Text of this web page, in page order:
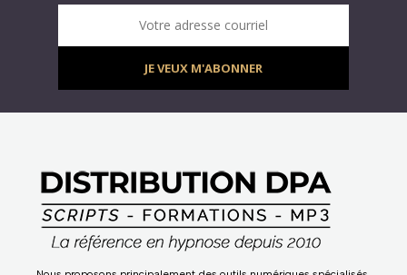
Infolettre : obtenez un MP3 d’hypnose gratuit !
Votre adresse courriel
JE VEUX M'ABONNER